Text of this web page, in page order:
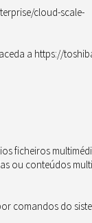
cloud-scale-
a https://
ficheiros
ou conteúdos
comandos do